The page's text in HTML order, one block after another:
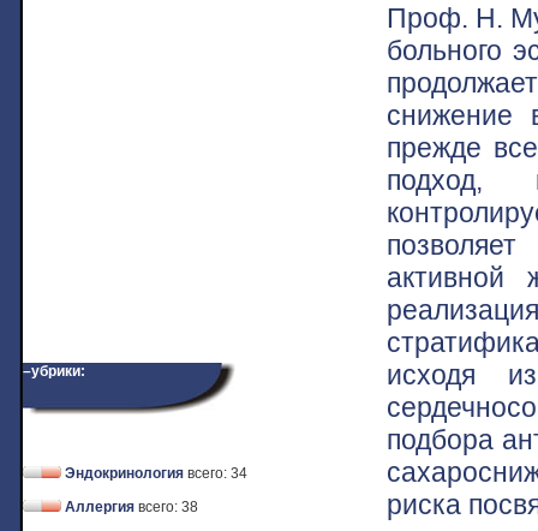
–убрики:
Эндокринология всего: 34
Аллергия всего: 38
Проф. Н.
больного
снижение
прежде
подход,
активной
исходя
подбора
риска